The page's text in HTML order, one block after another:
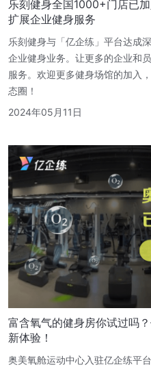
乐刻健身全国1000+门店已
扩展企业健身服务
乐刻健身与「亿企练」平台达成
企业健身业务。让更多的企业和
服务。欢迎更多健身场馆的加入
态圈！
2024年05月11日
富含氧气的健身房你试过吗
新体验！
奥美氧舱运动中心入驻亿企练平